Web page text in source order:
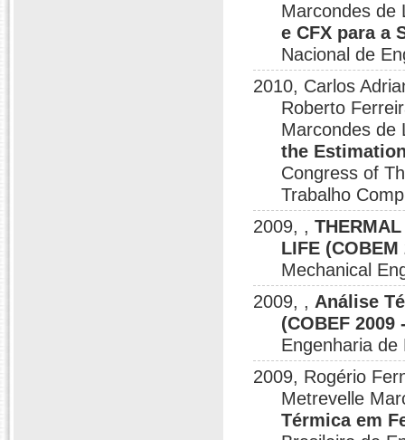
Marcondes
e CFX para a
Nacional de
2010, Carlos
Roberto
Marcondes
the
Congress of
Trabalho
2009, ,
LIFE
Mechanical
2009, , Análise
(COBEF
Engenharia de
2009, Rogério
Metrevelle
Térmica em